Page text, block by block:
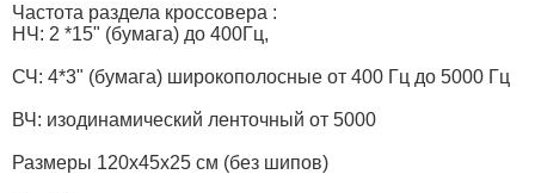
Частота раздела кроссовера :
НЧ: 2 *15" (бумага) до 400Гц,
СЧ: 4*3" (бумага) широкополосные от 400 Гц до 5000 Гц
ВЧ: изодинамический ленточный от 5000
Размеры 120х45х25 см (без шипов)